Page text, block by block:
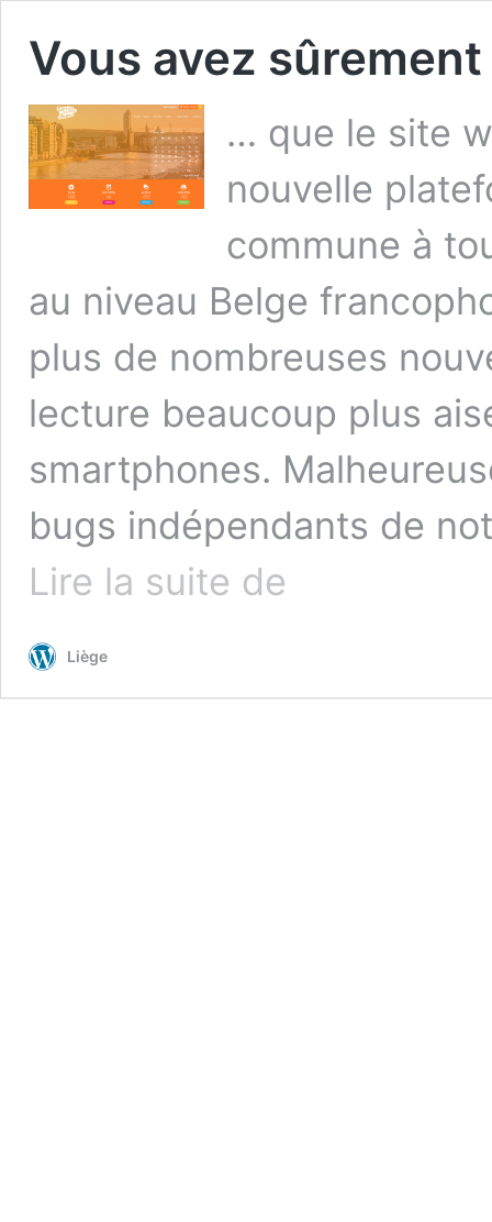
Vous avez
… que le site
nouvelle
commune à
au niveau Belge
plus de nombreuses
lecture beaucoup plus
smartphones.
bugs indépendants de
Lire la suite de
Liège